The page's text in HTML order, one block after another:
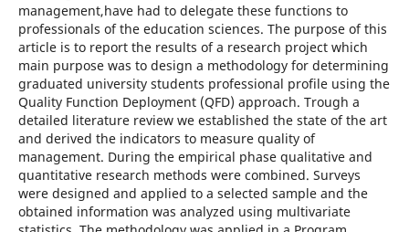
management,have had to delegate these functions to
professionals of the education sciences. The purpose of this
article is to report the results of a research project which
main purpose was to design a methodology for determining
graduated university students professional profile using the
Quality Function Deployment (QFD) approach. Trough a
detailed literature review we established the state of the art
and derived the indicators to measure quality of
management. During the empirical phase qualitative and
quantitative research methods were combined. Surveys
were designed and applied to a selected sample and the
obtained information was analyzed using multivariate